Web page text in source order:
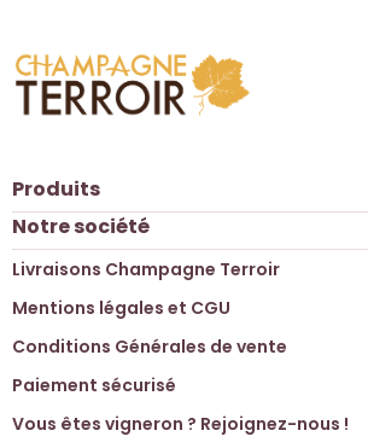
Produits
Notre société
Livraisons Champagne Terroir
Mentions légales et CGU
Conditions Générales de vente
Paiement sécurisé
Vous êtes vigneron ? Rejoignez-nous !